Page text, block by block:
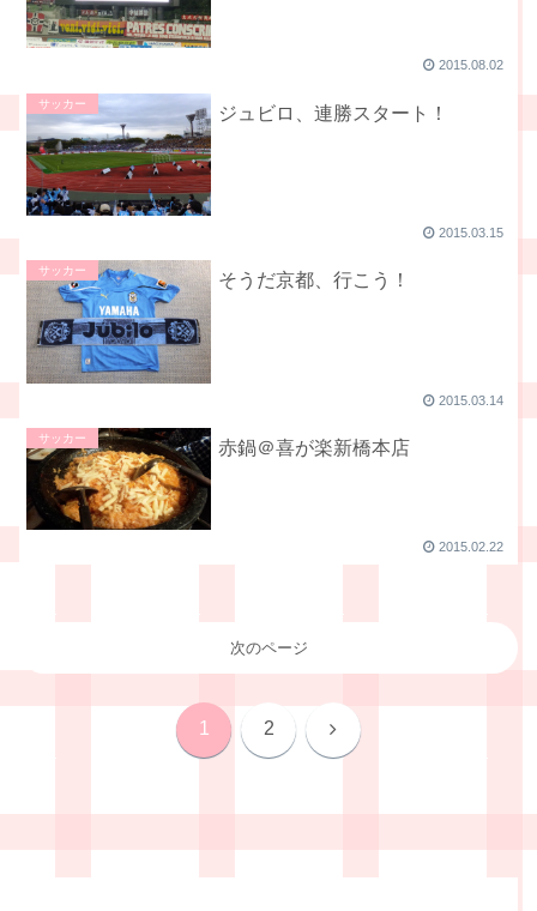
2015.08.02
サッカー ジュビロ、連勝スタート！
2015.03.15
サッカー そうだ京都、行こう！
2015.03.14
サッカー 赤鍋＠喜が楽新橋本店
2015.02.22
次のページ
1 2 次